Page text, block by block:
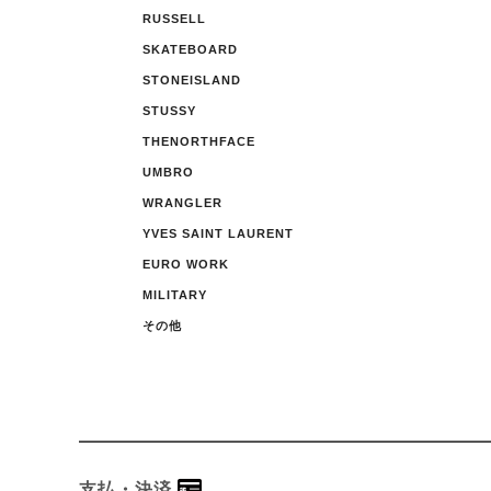
RUSSELL
SKATEBOARD
STONEISLAND
STUSSY
THENORTHFACE
UMBRO
WRANGLER
YVES SAINT LAURENT
EURO WORK
MILITARY
その他